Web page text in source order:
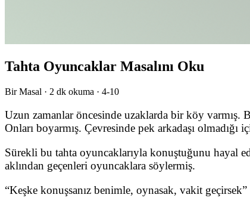
Tahta Oyuncaklar Masalını Oku
Bir Masal · 2 dk okuma · 4-10
Uzun zamanlar öncesinde uzaklarda bir köy varmış.
Onları boyarmış. Çevresinde pek arkadaşı
Sürekli bu tahta oyuncaklarıyla konuştuğunu hayal
aklından geçenleri oyuncaklara söylermiş.
“Keşke konuşsanız benimle, oynasak, vakit